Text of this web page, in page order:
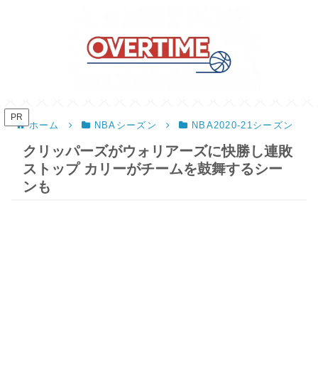
PR
ホーム NBAシーズン NBA2020-21シーズン
クリッパーズがウォリアーズに快勝し連敗
ストップ カリーがチームを鼓舞するシー
ンも